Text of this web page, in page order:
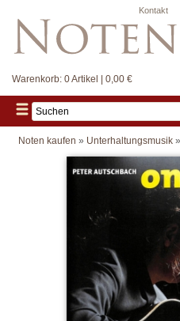
Kontakt
Warenkorb: 0 Artikel | 0,00 €
Noten kaufen » Unterhaltungsmusik »